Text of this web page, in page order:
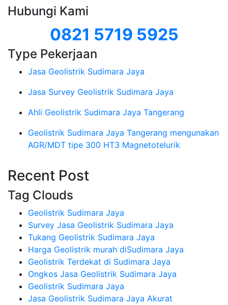
Hubungi Kami
0821 5719 5925
Type Pekerjaan
Jasa Geolistrik Sudimara Jaya
Jasa Survey Geolistrik Sudimara Jaya
Ahli Geolistrik Sudimara Jaya Tangerang
Geolistrik Sudimara Jaya Tangerang mengunakan
AGR/MDT tipe 300 HT3 Magnetotelurik
Recent Post
Tag Clouds
Geolistrik Sudimara Jaya
Survey Jasa Geolistrik Sudimara Jaya
Tukang Geolistrik Sudimara Jaya
Harga Geolistrik murah diSudimara Jaya
Geolistrik Terdekat di Sudimara Jaya
Ongkos Jasa Geolistrik Sudimara Jaya
Geolistrik Sudimara Jaya
Jasa Geolistrik Sudimara Jaya Akurat